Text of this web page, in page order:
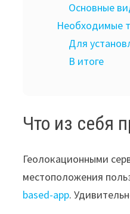
Основные
Необходимые
Для
В итоге
Что из себя
Геолокационными
местоположения
based-app.